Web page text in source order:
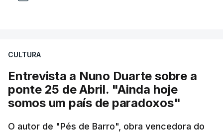
CULTURA
Entrevista a Nuno Duarte sobre a
ponte 25 de Abril. "Ainda hoje
somos um país de paradoxos"
O autor de "Pés de Barro", obra vencedora do